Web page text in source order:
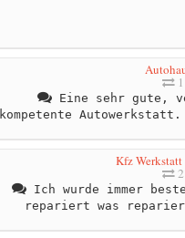
1
Eine sehr gute,
kompetente
Kfz
2
Ich wurde immer
repariert was